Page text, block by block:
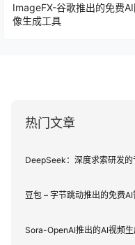
ImageFX-谷歌推出的免费AI
像生成工具
热门文章
DeepSeek：深度求索研发
豆包 – 字节跳动推出的免费
Sora-OpenAI推出的AI视频生